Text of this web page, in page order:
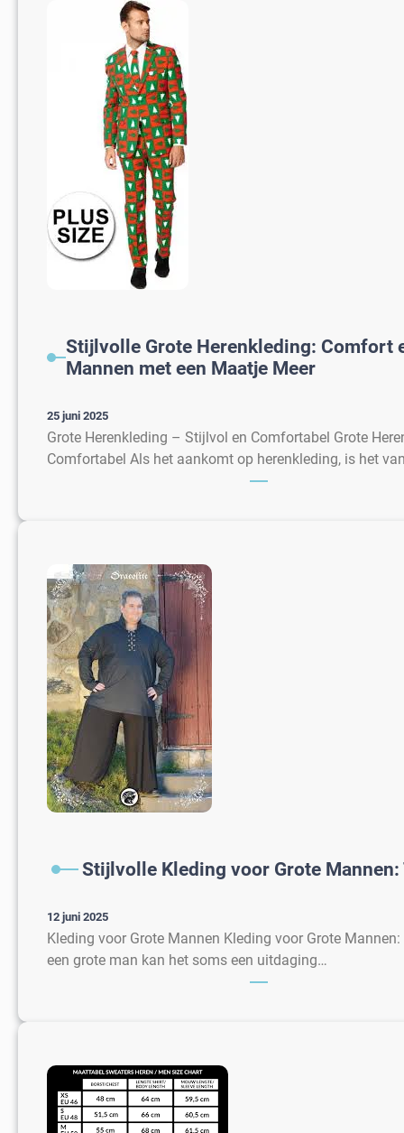
Stijlvolle Grote Herenkleding: Comfort
Mannen met een Maatje Meer
25 juni 2025
Grote Herenkleding – Stijlvol en Comfortabel Grote
Comfortabel Als het aankomt op herenkleding, is het
Stijlvolle Kleding voor Grote
12 juni 2025
Kleding voor Grote Mannen Kleding voor Grote
een grote man kan het soms een uitdaging…